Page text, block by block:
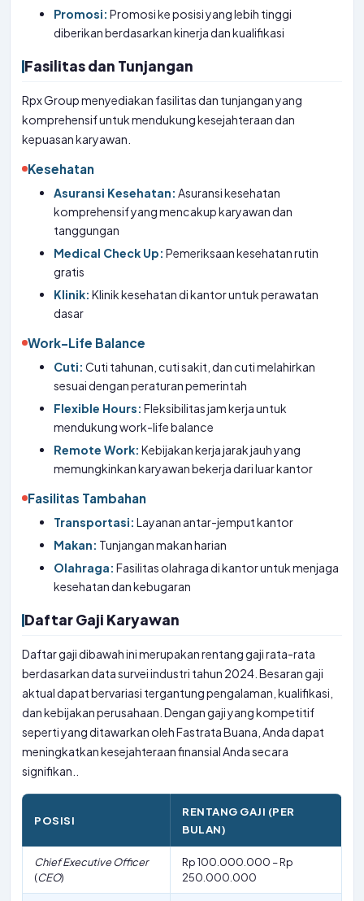
Promosi: Promosi ke posisi yang lebih tinggi
diberikan berdasarkan kinerja dan kualifikasi
Fasilitas dan Tunjangan
Rpx Group menyediakan fasilitas dan tunjangan yang
komprehensif untuk mendukung kesejahteraan dan
kepuasan karyawan.
Kesehatan
Asuransi Kesehatan: Asuransi kesehatan
komprehensif yang mencakup karyawan dan
tanggungan
Medical Check Up: Pemeriksaan kesehatan rutin
gratis
Klinik: Klinik kesehatan di kantor untuk perawatan
dasar
Work-Life Balance
Cuti: Cuti tahunan, cuti sakit, dan cuti melahirkan
sesuai dengan peraturan pemerintah
Flexible Hours: Fleksibilitas jam kerja untuk
mendukung work-life balance
Remote Work: Kebijakan kerja jarak jauh yang
memungkinkan karyawan bekerja dari luar kantor
Fasilitas Tambahan
Transportasi: Layanan antar-jemput kantor
Makan: Tunjangan makan harian
Olahraga: Fasilitas olahraga di kantor untuk menjaga
kesehatan dan kebugaran
Daftar Gaji Karyawan
Daftar gaji dibawah ini merupakan rentang gaji rata-rata
berdasarkan data survei industri tahun 2024. Besaran gaji
aktual dapat bervariasi tergantung pengalaman, kualifikasi,
dan kebijakan perusahaan. Dengan gaji yang kompetitif
seperti yang ditawarkan oleh Fastrata Buana, Anda dapat
meningkatkan kesejahteraan finansial Anda secara
signifikan..
POSISI
RENTANG GAJI (PER
BULAN)
Chief Executive Officer
(CEO)
Rp 100.000.000 – Rp
250.000.000